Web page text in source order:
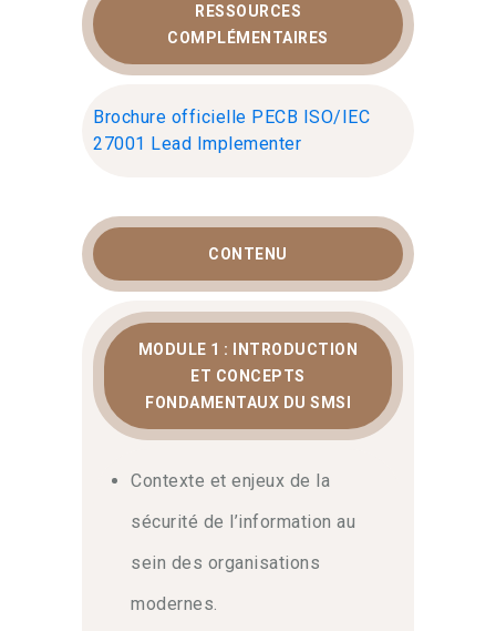
RESSOURCES
COMPLÉMENTAIRES
Brochure officielle PECB ISO/IEC
27001 Lead Implementer
CONTENU
MODULE 1 : INTRODUCTION
ET CONCEPTS
FONDAMENTAUX DU SMSI
Contexte et enjeux de la
sécurité de l’information au
sein des organisations
modernes.